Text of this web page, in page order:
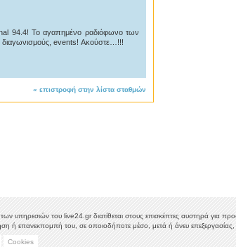
94.4! Το αγαπημένο ραδιόφωνο των
διαγωνισμούς, events! Ακούστε…!!!
« επιστροφή στην λίστα σταθμών
υπηρεσιών του live24.gr διατίθεται στους επισκέπτες αυστηρά για
ή επανεκπομπή του, σε οποιοδήποτε μέσο, μετά ή άνευ
Cookies